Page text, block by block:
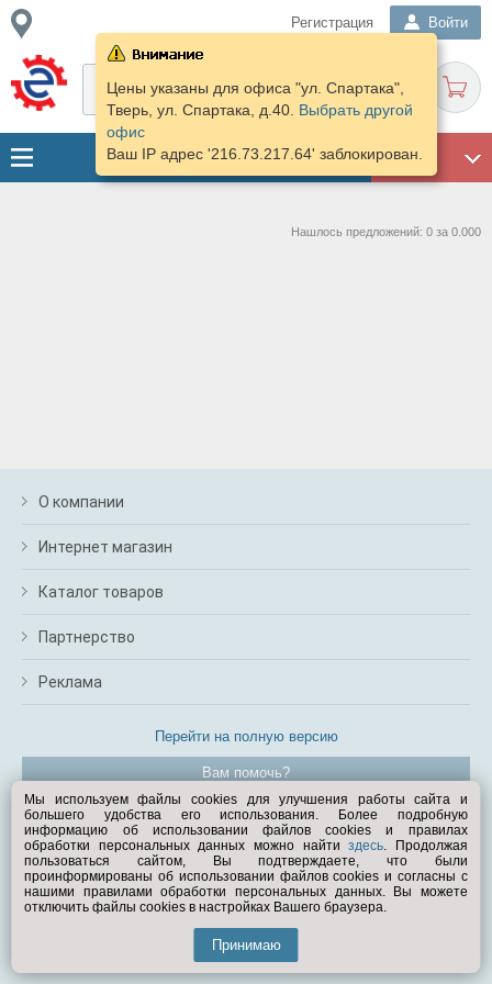
Регистрация Войти
ГАРАЖ
Цены указаны для офиса "ул. Спартака",
Тверь, ул. Спартака, д.40. Выбрать другой
офис
Ваш IP адрес '216.73.217.64' заблокирован.
Нашлось предложений: 0 за 0.000
О компании
Интернет магазин
Каталог товаров
Партнерство
Реклама
Перейти на полную версию
Вам помочь?
© Exist.ru 1998—2026
Мы используем файлы cookies для улучшения работы сайта и
большего удобства его использования. Более подробную
информацию об использовании файлов cookies и правилах
обработки персональных данных можно найтиздесь. Продолжая
пользоваться сайтом, Вы подтверждаете, что были
проинформированы об использовании файлов cookies и согласны с
нашими правилами обработки персональных данных. Вы можете
отключить файлы cookies в настройках Вашего браузера.
Принимаю